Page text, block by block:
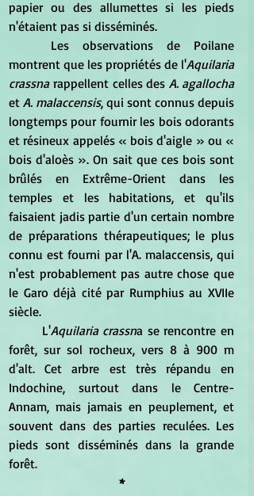
papier ou des allumettes si les pieds
n'étaient pas si disséminés.
montrent que les propriétés de l'Aquilaria
crassna rappellent celles des
A. agallocha
et A. malaccensis, qui sont connus depuis
longtemps pour fournir les bois odorants
et résineux appelés « bois d'aigle » ou «
bois d'aloès ». On sait que ces bois sont
brûlés en Extrême-Orient dans les
temples et les habitations, et qu'ils
faisaient jadis partie d'un certain nombre
de préparations thérapeutiques; le plus
connu est fourni par l'A. malaccensis, qui
n'est probablement pas autre chose que
le Garo déjà cité par Rumphius au XVIIe
siècle.
	L'
Aquilaria crassna se rencontre en
forêt, sur sol rocheux, vers 8 à 900 m
d'alt. Cet arbre est très répandu en
Indochine, surtout dans le Centre-
Annam, mais jamais en peuplement, et
souvent dans des parties reculées. Les
pieds sont disséminés dans la grande
forêt.
*